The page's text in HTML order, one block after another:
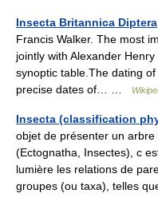
Insecta Britannica Diptera
Francis Walker. The most
jointly with Alexander
synoptic table.The dating
precise dates of… …
Insecta (classification
objet de présenter un
(Ectognatha, Insectes), c
lumière les relations de
groupes (ou taxa), telles